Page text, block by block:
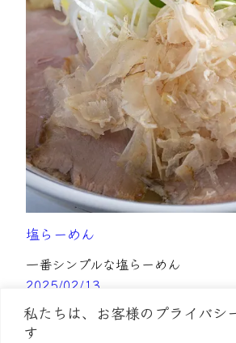
私たちは、お客様のプライバシ
す
塩らーめん
一番シンプルな塩らーめん
2025/02/13